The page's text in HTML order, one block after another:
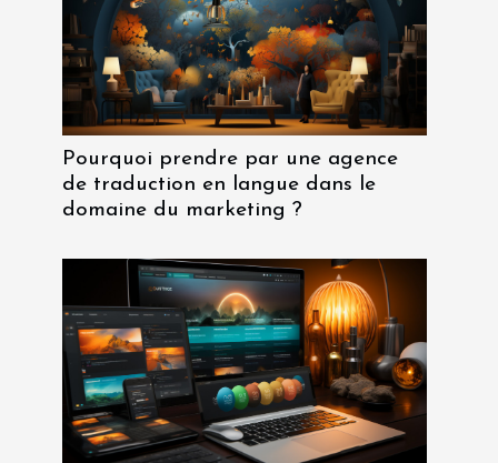
Pourquoi prendre par une agence
de traduction en langue dans le
domaine du marketing ?